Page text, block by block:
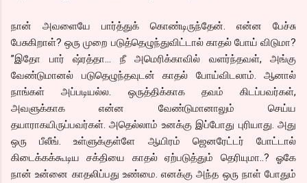
நான் அவளையே பார்த்துக் கொண்டிருந்தேன். என்ன பேச்சு
பேசுகிறாள்? ஒரு முறை படுத்தெழுந்துவிட்டால் காதல் போய் விடுமா?
”இதோ பார் ஷ்ரத்தா… நீ அமெரிக்காவில் வளர்ந்தவள், அங்கு
வேண்டுமானல் படுதெழுந்தவுடன் காதல் போய்விடலாம். ஆனால்
நாங்கள் அப்படியல்ல. ஒருத்திக்காக தவம் கிடப்பவர்கள்,
அவளுக்காக என்ன வேண்டுமானாலும் செய்ய
தயாராகயிருப்பவர்கள். அதெல்லாம் உனக்கு இப்போது புரியாது. அது
ஒரு பீலீங். உள்ளுக்குள்ளே ஆயிரம் ஜெனரேட்டர் போட்டால்
கிடைக்கக்கூடிய சக்தியை காதல் ஏற்படுத்தும் தெரியுமா..? ஓகே
நான் உன்னை காதலிப்பது உண்மை. எனக்கு அந்த ஒரு நாள் போதும்